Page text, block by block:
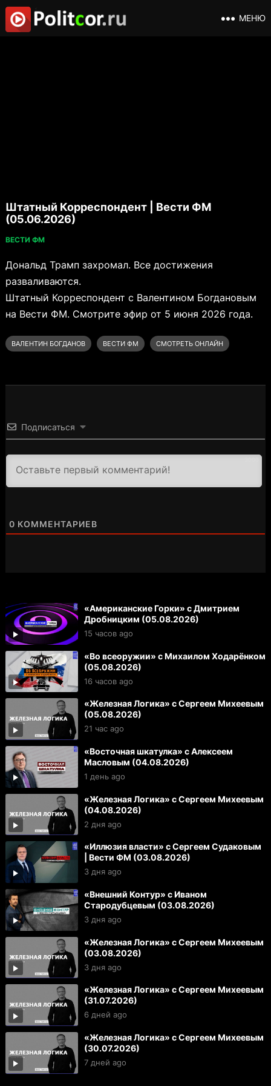
МЕНЮ
Штатный Корреспондент | Вести ФМ
(05.06.2026)
ВЕСТИ ФМ
Дональд Трамп захромал. Все достижения
разваливаются.
Штатный Корреспондент с Валентином Богдановым
на Вести ФМ. Смотрите эфир от 5 июня 2026 года.
ВАЛЕНТИН БОГДАНОВ ВЕСТИ ФМ СМОТРЕТЬ ОНЛАЙН
Подписаться
0 КОММЕНТАРИЕВ
«Американские Горки» с Дмитрием
Дробницким (05.08.2026)
15 часов ago
«Во всеоружии» с Михаилом Ходарёнком
(05.08.2026)
16 часов ago
«Железная Логика» с Сергеем Михеевым
(05.08.2026)
21 час ago
«Восточная шкатулка» с Алексеем
Масловым (04.08.2026)
1 день ago
«Железная Логика» с Сергеем Михеевым
(04.08.2026)
2 дня ago
«Иллюзия власти» с Сергеем Судаковым
| Вести ФМ (03.08.2026)
3 дня ago
«Внешний Контур» с Иваном
Стародубцевым (03.08.2026)
3 дня ago
«Железная Логика» с Сергеем Михеевым
(03.08.2026)
3 дня ago
«Железная Логика» с Сергеем Михеевым
(31.07.2026)
6 дней ago
«Железная Логика» с Сергеем Михеевым
(30.07.2026)
7 дней ago